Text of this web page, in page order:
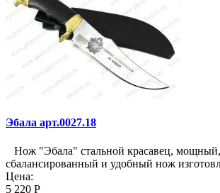
Эбала арт.0027.18
Нож "Эбала" стальной красавец,
сбалансированный и удобный нож
Цена:
5 220 Р